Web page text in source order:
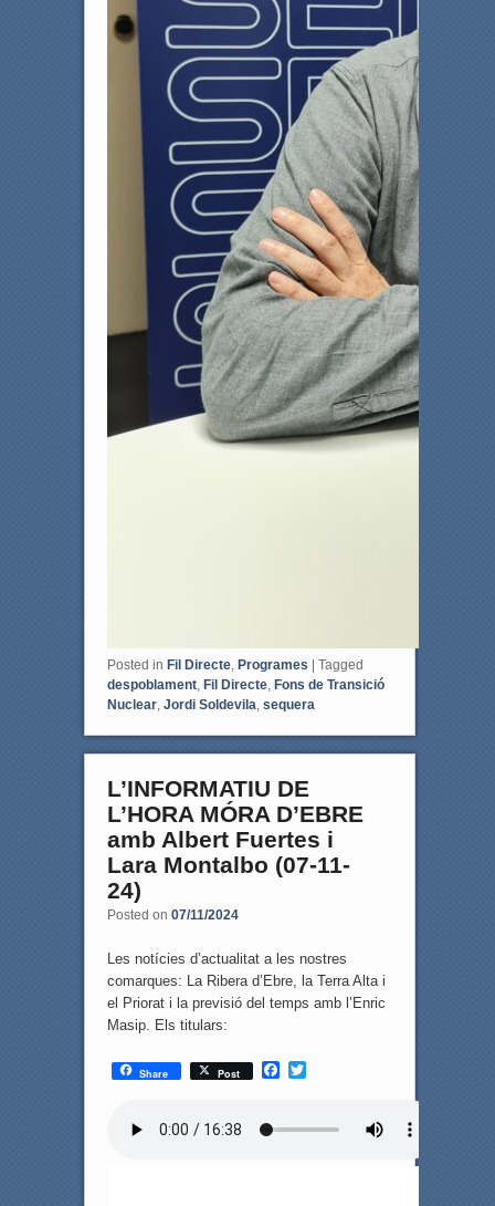
Posted in Fil Directe, Programes | Tagged
despoblament, Fil Directe, Fons de Transició
Nuclear, Jordi Soldevila sequera
L’INFORMATIU DE
L’HORA MÓRA D’EBRE
amb Albert Fuertes i
Lara Montalbo (07-11-
24)
Posted on 07/11/2024
Les notícies d’actualitat a les nostres
comarques: La Ribera d’Ebre, la Terra Alta i
el Priorat i la previsió del temps amb l’Enric
Masip. Els titulars:
Share Post
F
T